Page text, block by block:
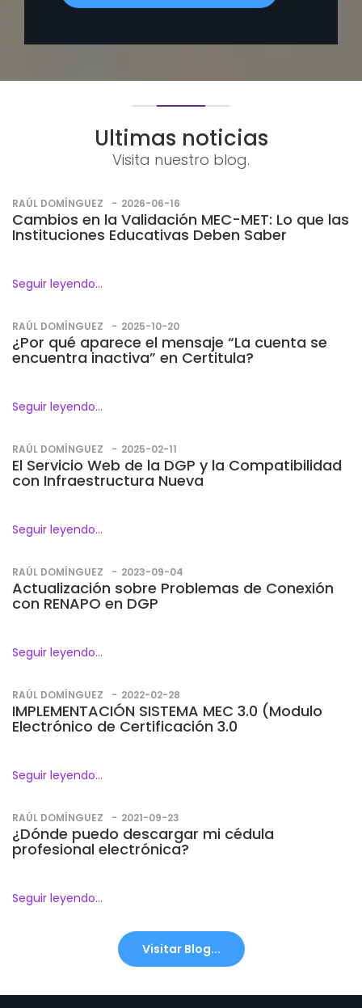
Ultimas noticias
Visita nuestro blog.
RAÚL DOMÍNGUEZ 2026-06-16
Cambios en la Validación MEC-MET: Lo que las
Instituciones Educativas Deben Saber
Seguir leyendo...
RAÚL DOMÍNGUEZ 2025-10-20
¿Por qué aparece el mensaje “La cuenta se
encuentra inactiva” en Certitula?
Seguir leyendo...
RAÚL DOMÍNGUEZ 2025-02-11
El Servicio Web de la DGP y la Compatibilidad
con Infraestructura Nueva
Seguir leyendo...
RAÚL DOMÍNGUEZ 2023-09-04
Actualización sobre Problemas de Conexión
con RENAPO en DGP
Seguir leyendo...
RAÚL DOMÍNGUEZ 2022-02-28
IMPLEMENTACIÓN SISTEMA MEC 3.0 (Modulo
Electrónico de Certificación 3.0
Seguir leyendo...
RAÚL DOMÍNGUEZ 2021-09-23
¿Dónde puedo descargar mi cédula
profesional electrónica?
Seguir leyendo...
Visitar Blog...